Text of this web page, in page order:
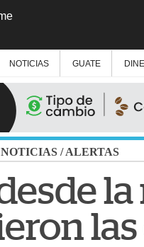
NOTICIAS GUATE
NOTICIAS /ALERTAS